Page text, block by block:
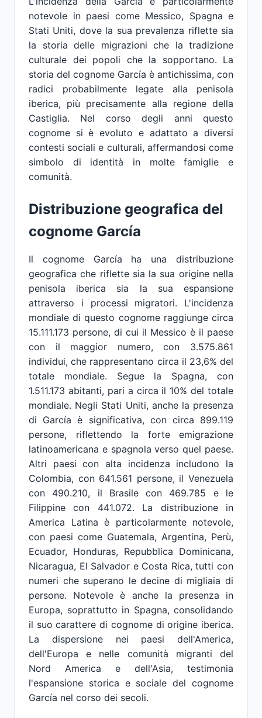
notevole in paesi come Messico, Spagna e
Stati Uniti, dove la sua prevalenza riflette sia
la storia delle migrazioni che la tradizione
culturale dei popoli che la sopportano. La
storia del cognome García è antichissima, con
radici probabilmente legate alla penisola
iberica, più precisamente alla regione della
Castiglia. Nel corso degli anni questo
cognome si è evoluto e adattato a diversi
contesti sociali e culturali, affermandosi come
simbolo di identità in molte famiglie e
comunità.
Distribuzione geografica del
cognome García
Il cognome García ha una distribuzione
geografica che riflette sia la sua origine nella
penisola iberica sia la sua espansione
attraverso i processi migratori. L'incidenza
mondiale di questo cognome raggiunge circa
15.111.173 persone, di cui il Messico è il paese
con il maggior numero, con 3.575.861
individui, che rappresentano circa il 23,6% del
totale mondiale. Segue la Spagna, con
1.511.173 abitanti, pari a circa il 10% del totale
mondiale. Negli Stati Uniti, anche la presenza
di García è significativa, con circa 899.119
persone, riflettendo la forte emigrazione
latinoamericana e spagnola verso quel paese.
Altri paesi con alta incidenza includono la
Colombia, con 641.561 persone, il Venezuela
con 490.210, il Brasile con 469.785 e le
Filippine con 441.072. La distribuzione in
America Latina è particolarmente notevole,
con paesi come Guatemala, Argentina, Perù,
Ecuador, Honduras, Repubblica Dominicana,
Nicaragua, El Salvador e Costa Rica, tutti con
numeri che superano le decine di migliaia di
persone. Notevole è anche la presenza in
Europa, soprattutto in Spagna, consolidando
il suo carattere di cognome di origine iberica.
La dispersione nei paesi dell'America,
dell'Europa e nelle comunità migranti del
Nord America e dell'Asia, testimonia
l'espansione storica e sociale del cognome
García nel corso dei secoli.